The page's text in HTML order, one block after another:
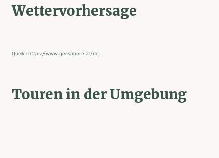
Wettervorhersage
Quelle: https://www.geosphere.at/de
Touren in der Umgebung